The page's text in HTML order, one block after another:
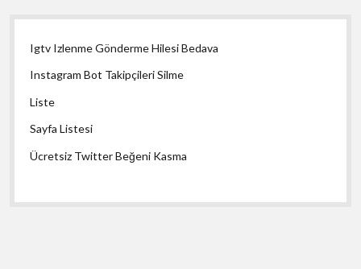
Igtv Izlenme Gönderme Hilesi Bedava
Instagram Bot Takipçileri Silme
Liste
Sayfa Listesi
Ücretsiz Twitter Beğeni Kasma